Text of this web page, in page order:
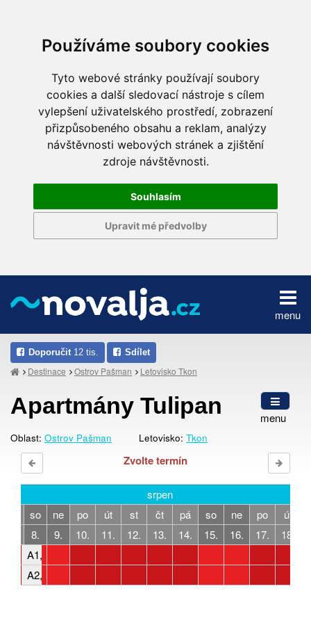
Používáme soubory cookies
Tyto webové stránky používají soubory
cookies a další sledovací nástroje s cílem
vylepšení uživatelského prostředí, zobrazení
přizpůsobeného obsahu a reklam, analýzy
návštěvnosti webových stránek a zjištění
zdroje návštěvnosti.
Souhlasím
Upravit mé předvolby
menu
Doporučit 12 tis. Sdílet
Destinace Ostrov Pašman Letovisko Tkon
menu
Apartmány Tulipan
Oblast: Ostrov Pašman Letovisko: Tkon
Zvolte termín
srpen
so ne po út st čt pá so ne po út
8. 9. 10. 11. 12. 13. 14. 15. 16. 17. 18.
A1, 2-4 osoby, 1 ložnice
A2, 2-4 osoby, 1 ložnice